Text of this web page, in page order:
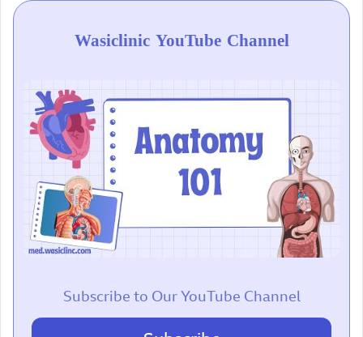
Wasiclinic YouTube Channel
Subscribe to Our YouTube Channel